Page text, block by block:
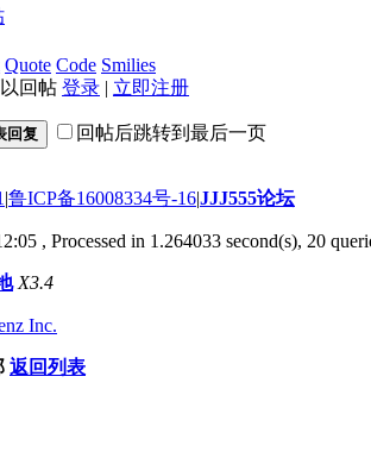
Quote Code Smilies
回帖 登录 | 立即注册
回复 回帖后跳转到最后一页
|鲁ICP备16008334号-16|JJJ555论坛
, Processed in 1.264033 second(s), 20
X3.4
Inc.
返回列表